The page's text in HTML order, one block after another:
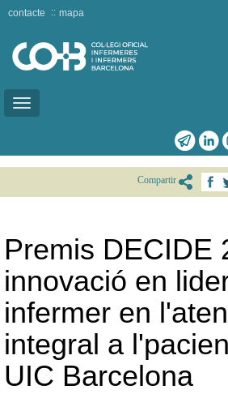
Toggle
contacte mapa
Compartir
Premis DECIDE
innovació en
infermer en
integral a
UIC Barcelona